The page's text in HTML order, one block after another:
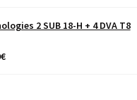
2 SUB 18-H + 4 DVA T8
€El